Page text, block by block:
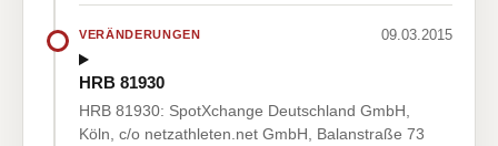
VERÄNDERUNGEN 09.03.2015
HRB 81930
HRB 81930: SpotXchange Deutschland GmbH,
Köln, c/o netzathleten.net GmbH, Balanstraße 73